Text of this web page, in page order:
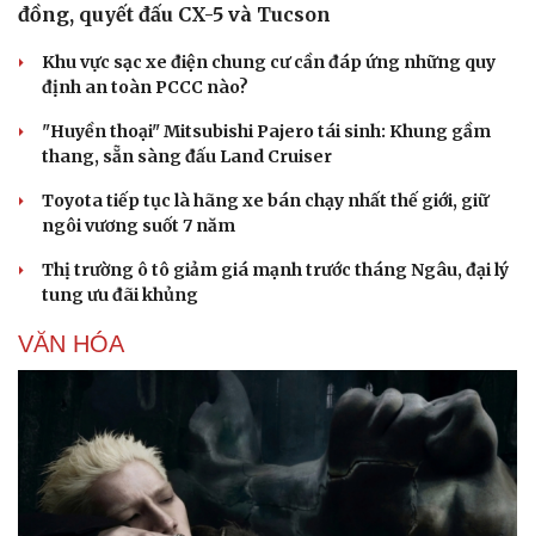
đồng, quyết đấu CX-5 và Tucson
Khu vực sạc xe điện chung cư cần đáp ứng những quy
định an toàn PCCC nào?
"Huyền thoại" Mitsubishi Pajero tái sinh: Khung gầm
thang, sẵn sàng đấu Land Cruiser
Toyota tiếp tục là hãng xe bán chạy nhất thế giới, giữ
ngôi vương suốt 7 năm
Thị trường ô tô giảm giá mạnh trước tháng Ngâu, đại lý
tung ưu đãi khủng
VĂN HÓA